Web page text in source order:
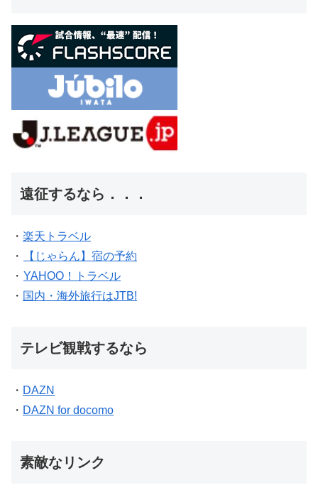
遠征するなら．．．
・ 楽天トラベル
・
【じゃらん】宿の予約
・ YAHOO！トラベル
・ 国内・海外旅行はJTB!
テレビ観戦するなら
・ DAZN
・ DAZN for docomo
素敵なリンク